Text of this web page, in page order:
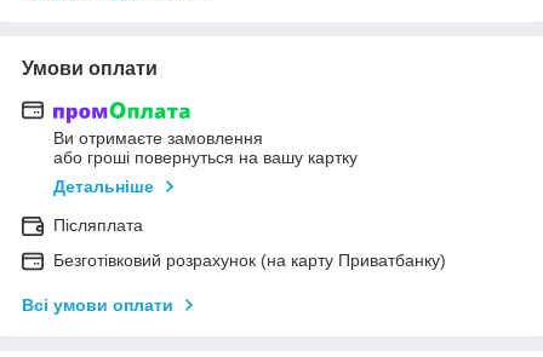
Умови оплати
Ви отримаєте замовлення
або гроші повернуться на вашу картку
Детальніше
Післяплата
Безготівковий розрахунок (на карту Приватбанку)
Всі умови оплати